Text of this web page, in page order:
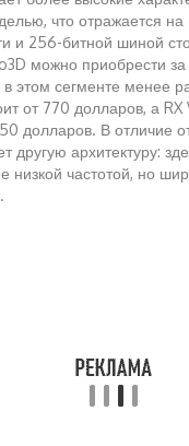
что отражается
и 256-битной шиной
можно приобрести
этом сегменте менее
от 770 долларов, а RX
долларов. В отличие
другую архитектуру:
низкой частотой, но